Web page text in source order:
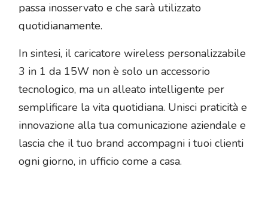
passa inosservato e che sarà utilizzato
quotidianamente.
In sintesi, il caricatore wireless personalizzabile
3 in 1 da 15W non è solo un accessorio
tecnologico, ma un alleato intelligente per
semplificare la vita quotidiana. Unisci praticità e
innovazione alla tua comunicazione aziendale e
lascia che il tuo brand accompagni i tuoi clienti
ogni giorno, in ufficio come a casa.